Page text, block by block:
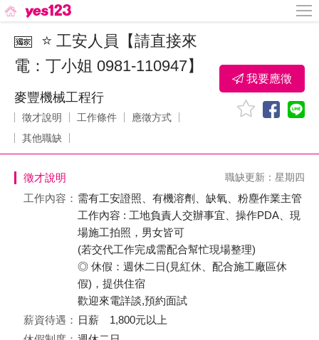
⭐ 工安人員【請直接來
電：丁小姐 0981-110947】
麥豐機械工程行
徵才說明 工作條件
應徵方式
其他職缺
我要應徵
徵才說明 職缺更新：星期四
工作內容： 需有工安證照、有機溶劑、缺氧、粉塵作業主管
工作內容 : 工地負責人交辦事宜、操作PDA、現
場施工拍照，男女皆可
(若交代工作完成需配合幫忙現場整理)
◎ 休假：週休二日(見紅休、配合施工廠區休
假)，提供住宿
歡迎來電詳談,預約面試
薪資待遇： 日薪 1,800元以上